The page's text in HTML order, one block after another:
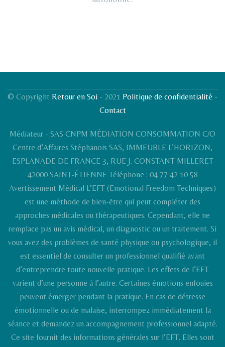
© Copyright Retour en Soi - 2021 Politique de confidentialité -
Contact
Médiateur - SAS CNPM MÉDIATION CONSOMMATION C/O
Centre d’Affaires Stéphanois SAS, IMMEUBLE L’HORIZON,
ESPLANADE DE FRANCE 3, RUE J. CONSTANT MILLERET
42000 SAINT-ÉTIENNE Téléphone : 04 77 42 10 58
Avertissement Médical L’EFT (Emotional Freedom Techniques)
est une méthode de bien-être qui peut compléter des
approches médicales ou thérapeutiques. Cependant, elle ne
remplace pas un avis médical, un diagnostic ou un traitement. Si
vous avez des problèmes de santé physique ou psychologique, il
est essentiel de consulter un professionnel qualifié avant
d’entreprendre toute nouvelle pratique. Les effets de l’EFT
varient d’une personne à l’autre. Certaines émotions enfouies
peuvent émerger pendant la pratique. En cas de détresse
émotionnelle ou de malaise, interrompez immédiatement la
séance et demandez un accompagnement professionnel adapté.
Ce site fournit des informations générales sur l’EFT. Elles sont